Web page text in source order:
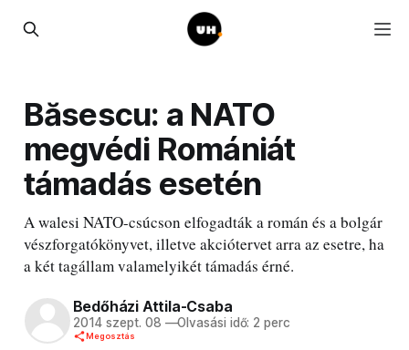
Băsescu: a NATO
megvédi Romániát
támadás esetén
A walesi NATO-csúcson elfogadták a román és a bolgár
vészforgatókönyvet, illetve akciótervet arra az esetre, ha
a két tagállam valamelyikét támadás érné.
Bedőházi Attila-Csaba
2014 szept. 08 —Olvasási idő: 2 perc
Megosztás